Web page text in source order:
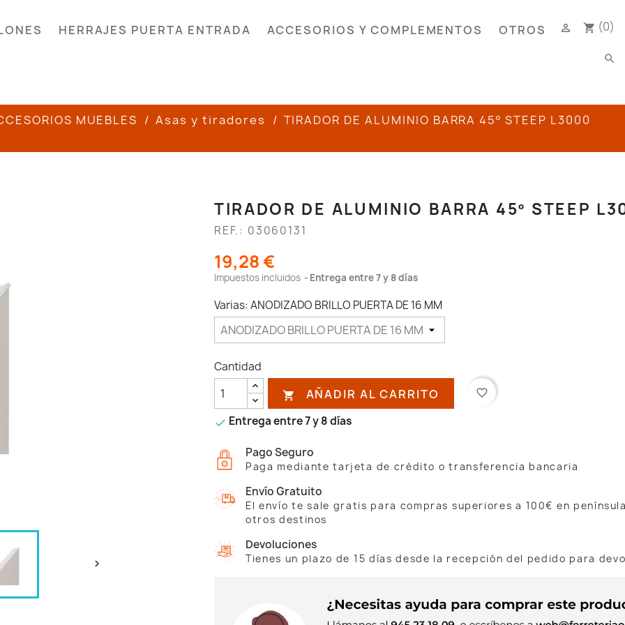
HERRAJES PUERTA ENTRADA ACCESORIOS Y COMPLEMENTOS OTROS shopping_cart (0)

search
MUEBLES Asas y tiradores TIRADOR DE ALUMINIO BARRA 45º STEEP L3000

TIRADOR DE ALUMINIO BARRA 45º STEEP
REF.: 03060131
19,28 €
Impuestos incluidos Entrega entre 7 y 8 días
Varias: ANODIZADO BRILLO PUERTA DE 16 MM
Cantidad
 AÑADIR AL CARRITO favorite_border
 Entrega entre 7 y 8 días
Pago Seguro
Paga mediante tarjeta de crédito o transferencia bancaria
Envío Gratuito
El envío te sale gratis para compras superiores a 100€ en
otros destinos
Devoluciones
Tienes un plazo de 15 días desde la recepción del pedido para